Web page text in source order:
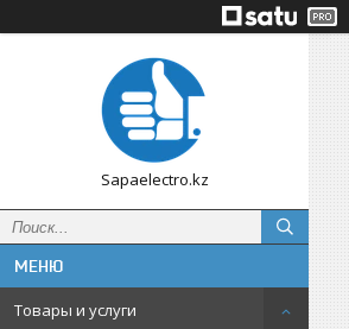
Sapaelectro.kz
Товары и услуги